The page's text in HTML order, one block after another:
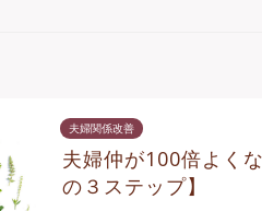
夫婦関係改善
夫婦仲が100倍よく
の３ステップ】